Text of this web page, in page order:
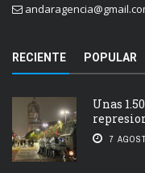
RECIENTE POPULAR
Unas
7